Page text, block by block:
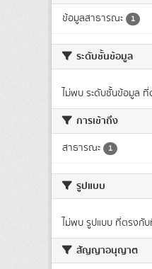
ข้อมูลสาธารณะ 1
ระดับชั้นข้อมูล
ไม่พบ ระดับชั้นข้อมูล
การเข้าถึง
สาธารณะ 1
รูปแบบ
ไม่พบ รูปแบบ ที่ตรงกั
สัญญาอนุญาต